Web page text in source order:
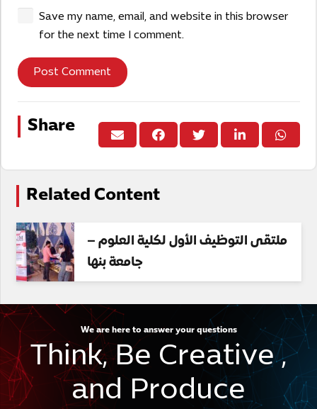
Save my name, email, and website in this browser
for the next time I comment.
Post Comment
Share
Related Content
ملتقى التوظيف الأول لكلية العلوم –
جامعة بنها
We are here to answer your questions
Think, Be Creative ,
and Produce